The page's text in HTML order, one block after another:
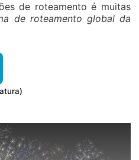
de roteamento é muitas
de roteamento global da